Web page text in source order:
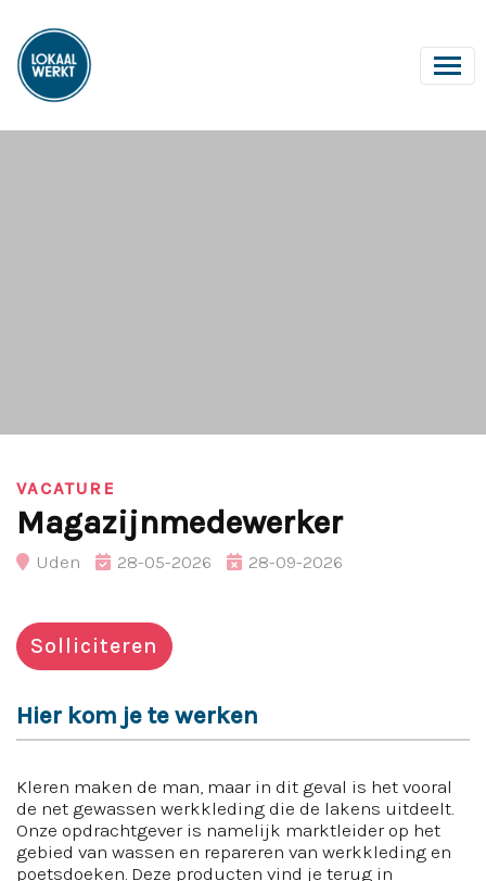
VACATURE
Magazijnmedewerker
Uden 28-05-2026 28-09-2026
Solliciteren
Hier kom je te werken
Kleren maken de man, maar in dit geval is het vooral
de net gewassen werkkleding die de lakens uitdeelt.
Onze opdrachtgever is namelijk marktleider op het
gebied van wassen en repareren van werkkleding en
poetsdoeken. Deze producten vind je terug in